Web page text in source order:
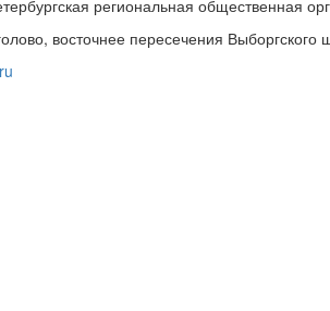
региональная общественная
восточнее пересечения